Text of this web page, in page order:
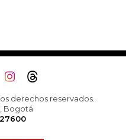
derechos reservados.
Bogotá